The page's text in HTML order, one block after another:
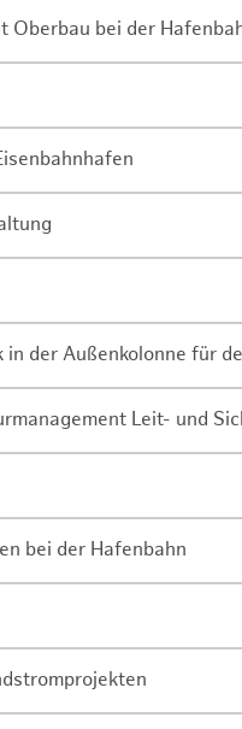
bei der
der Außenkolonne für
Leit- und
bei der Hafenbahn